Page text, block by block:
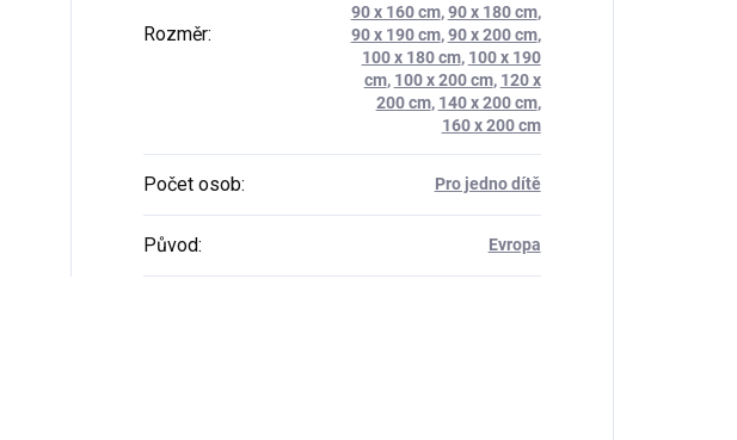
Rozměr:
90 x 160 cm,90 x 180 cm,
90 x 190 cm,90 x 200 cm,
100 x 180 cm, 100 x 190
cm, 100 x 200 cm, 120 x
200 cm, 140 x 200 cm,
160 x 200 cm
Počet osob: Pro jedno dítě
Původ: Evropa